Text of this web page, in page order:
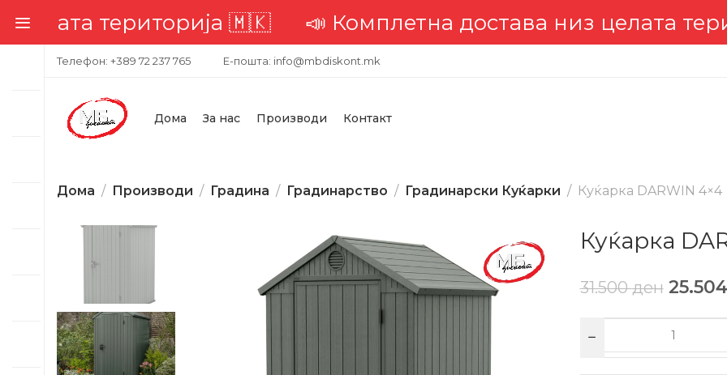
територија 🇲🇰📣 Комплетна достава низ целата
Телефон: +389 72 237 765 Е-пошта: info@mbdiskont.mk
Дома За нас Производи Контакт
Дома Производи Градина Градинарство Градинарски Куќарки Куќарка DARWIN 4×4
Куќарка
31.500ден